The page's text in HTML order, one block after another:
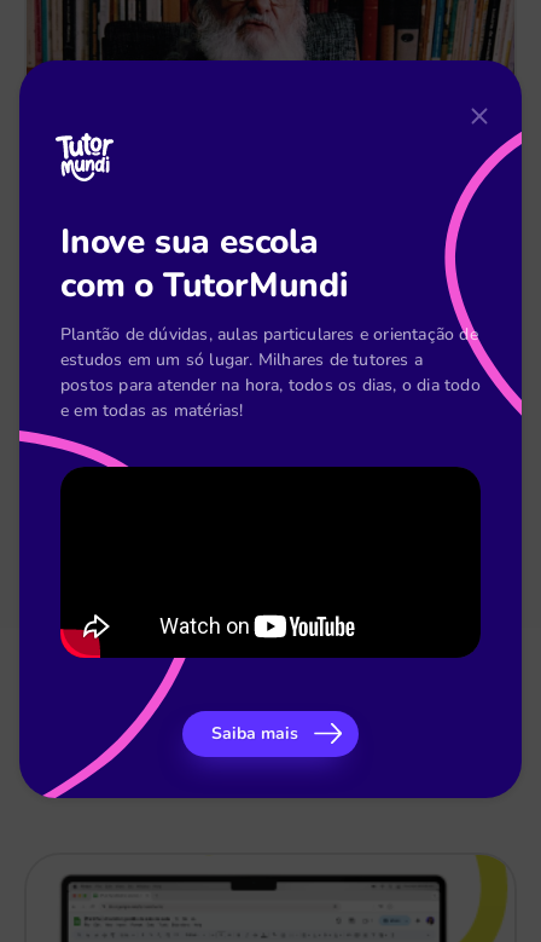
28 de maio
Como transformar a aprendizagem na sua
escola
Leia mais
Materiais Gratuitos
Inove sua escola
com o TutorMundi
Plantão de dúvidas, aulas particulares e orientação de
estudos em um só lugar. Milhares de tutores a
postos para atender na hora, todos os dias, o dia todo
e em todas as matérias!
Saiba mais